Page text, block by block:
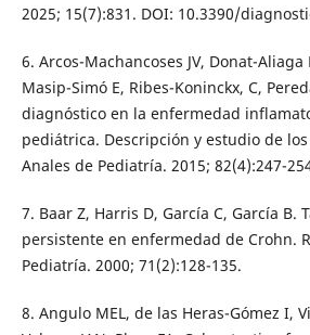
2025; 15(7):831. DOI: 10.3390/
6. Arcos-Machancoses JV, Donat-Aliaga
Masip-Simó E, Ribes-Koninckx, C,
diagnóstico en la enfermedad
pediátrica. Descripción y estudio de
Anales de Pediatría. 2015; 82(4):247-
7. Baar Z, Harris D, García C, García B.
persistente en enfermedad de Crohn.
Pediatría. 2000; 71(2):128-135.
8. Angulo MEL, de las Heras-Gómez I,